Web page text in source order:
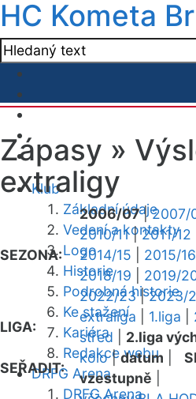
HC Kometa
Klub
Základní údaje
Vedení a kontakty
Logo
Historie
Podrobná historie
Ke stažení
Kariéra
Redakce webu
DRFG Arena
DRFG Arena
Zápasy »
extraligy
SEZONA:
2006/07|2007/
2010/11|2011/12
2014/15
2015/16
2018/19
2019/
2022/23|2023/
LIGA:
extraliga 1.liga
střed
2.liga
SEŘADIT:
kolo|datum
vzestupně